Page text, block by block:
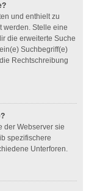
und enthielt zu
werden. Stelle eine
die erweiterte Suche
Suchbegriff(e)
Rechtschreibung
der Webserver sie
spezifischere
Unterforen.